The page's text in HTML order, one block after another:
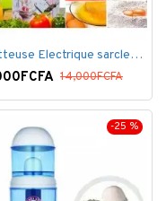
Batteuse Electrique sarclette à main– 7 vitesses
14,000FCFA
-25 %